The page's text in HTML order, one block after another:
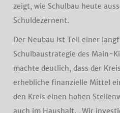
zeigt, wie Schulbau heute
Schuldezernent.
Der Neubau ist Teil einer
Schulbaustrategie des Main-
machte deutlich, dass der
erhebliche finanzielle Mittel
den Kreis einen hohen
auch im Haushalt. „Wir